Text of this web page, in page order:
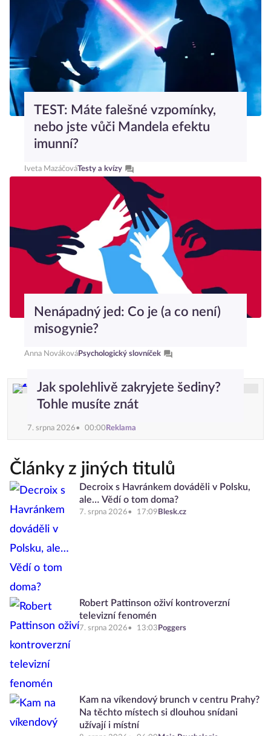
TEST: Máte falešné vzpomínky,
nebo jste vůči Mandela efektu
imunní?
Iveta MazáčováTesty a kvízy
Nenápadný jed: Co je (a co není)
misogynie?
Anna NovákováPsychologický slovníček
Jak spolehlivě zakryjete šediny?
Tohle musíte znát
7. srpna 2026 00:00 Reklama
Články z jiných titulů
Decroix s Havránkem dováděli v Polsku,
ale… Vědí o tom doma?
7. srpna 2026 17:09 Blesk.cz
Robert Pattinson oživí kontroverzní
televizní fenomén
7. srpna 2026 13:03 Poggers
Kam na víkendový brunch v centru Prahy?
Na těchto místech si dlouhou snídani
užívají i místní